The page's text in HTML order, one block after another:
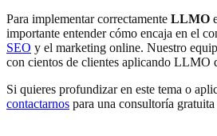
Para implementar correctamente LLMO
importante entender cómo encaja en el
SEO y el marketing online. Nuestro
con cientos de clientes aplicando LLMO
Si quieres profundizar en este tema o
contactarnos para una consultoría